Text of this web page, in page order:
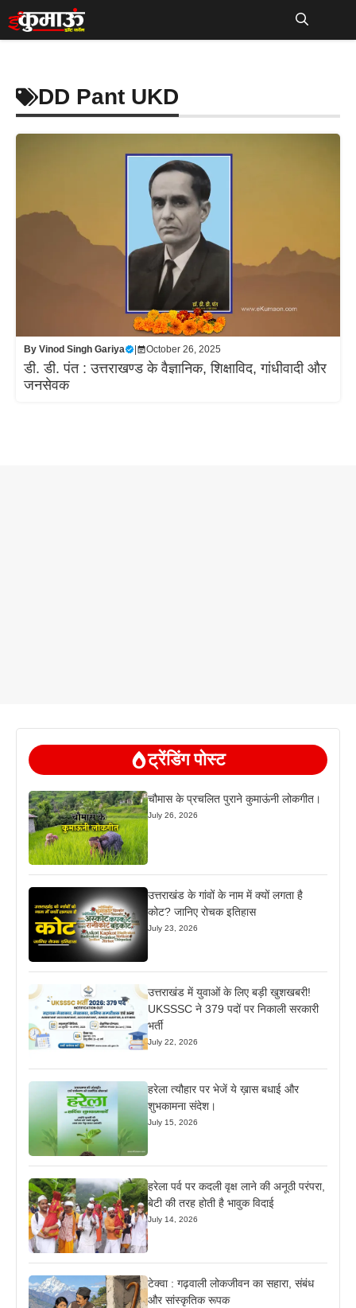
Skip
to
DD Pant UKD
By Vinod Singh Gariya | October 26, 2025
डी. डी. पंत : उत्तराखण्ड के वैज्ञानिक, शिक्षाविद, गांधीवादी और
जनसेवक
ट्रेंडिंग पोस्ट
चौमास के प्रचलित पुराने कुमाऊंनी लोकगीत।
July 26, 2026
उत्तराखंड के गांवों के नाम में क्यों लगता है
कोट? जानिए रोचक इतिहास
July 23, 2026
उत्तराखंड में युवाओं के लिए बड़ी खुशखबरी!
UKSSSC ने 379 पदों पर निकाली सरकारी
भर्ती
July 22, 2026
हरेला त्यौहार पर भेजें ये ख़ास बधाई और
शुभकामना संदेश।
July 15, 2026
हरेला पर्व पर कदली वृक्ष लाने की अनूठी परंपरा,
बेटी की तरह होती है भावुक विदाई
July 14, 2026
टेक्वा : गढ़वाली लोकजीवन का सहारा, संबंध
और सांस्कृतिक रूपक